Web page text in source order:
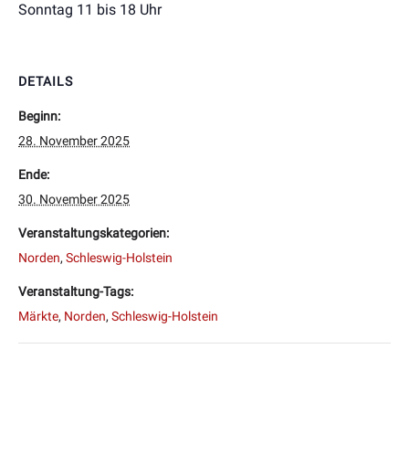
Sonntag 11 bis 18 Uhr
DETAILS
Beginn:
28. November 2025
Ende:
30. November 2025
Veranstaltungskategorien:
Norden, Schleswig-Holstein
Veranstaltung-Tags:
Märkte, Norden, Schleswig-Holstein